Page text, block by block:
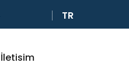
TR
İletisim